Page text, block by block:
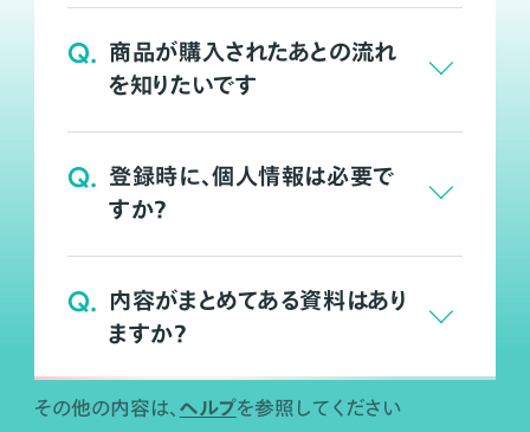
Q. 商品が購入されたあとの流れ
を知りたいです
Q. 登録時に、個人情報は必要で
すか？
Q. 内容がまとめてある資料はあり
ますか？
その他の内容は、 ヘルプを参照してください